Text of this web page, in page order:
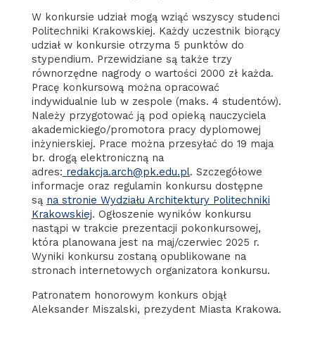
W konkursie udział mogą wziąć wszyscy studenci
Politechniki Krakowskiej. Każdy uczestnik biorący
udział w konkursie otrzyma 5 punktów do
stypendium. Przewidziane są także trzy
równorzędne nagrody o wartości 2000 zł każda.
Pracę konkursową można opracować
indywidualnie lub w zespole (maks. 4 studentów).
Należy przygotować ją pod opieką nauczyciela
akademickiego/promotora pracy dyplomowej
inżynierskiej. Prace można przesyłać do 19 maja
br. drogą elektroniczną na
adres: redakcja.arch@pk.edu.pl. Szczegółowe
informacje oraz regulamin konkursu dostępne
są na stronie Wydziału Architektury Politechniki
Krakowskiej. Ogłoszenie wyników konkursu
nastąpi w trakcie prezentacji pokonkursowej,
która planowana jest na maj/czerwiec 2025 r.
Wyniki konkursu zostaną opublikowane na
stronach internetowych organizatora konkursu.
Patronatem honorowym konkurs objął
Aleksander Miszalski, prezydent Miasta Krakowa.